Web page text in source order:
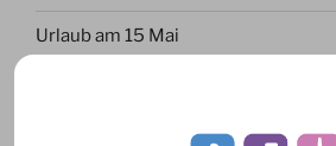
Urlaub am 15 Mai
Pyometra bei einer Bernhardiner